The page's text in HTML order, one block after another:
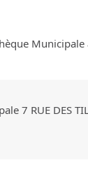
Municipale
7 RUE DES